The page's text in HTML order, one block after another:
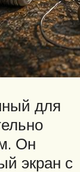
для
Он
экран с